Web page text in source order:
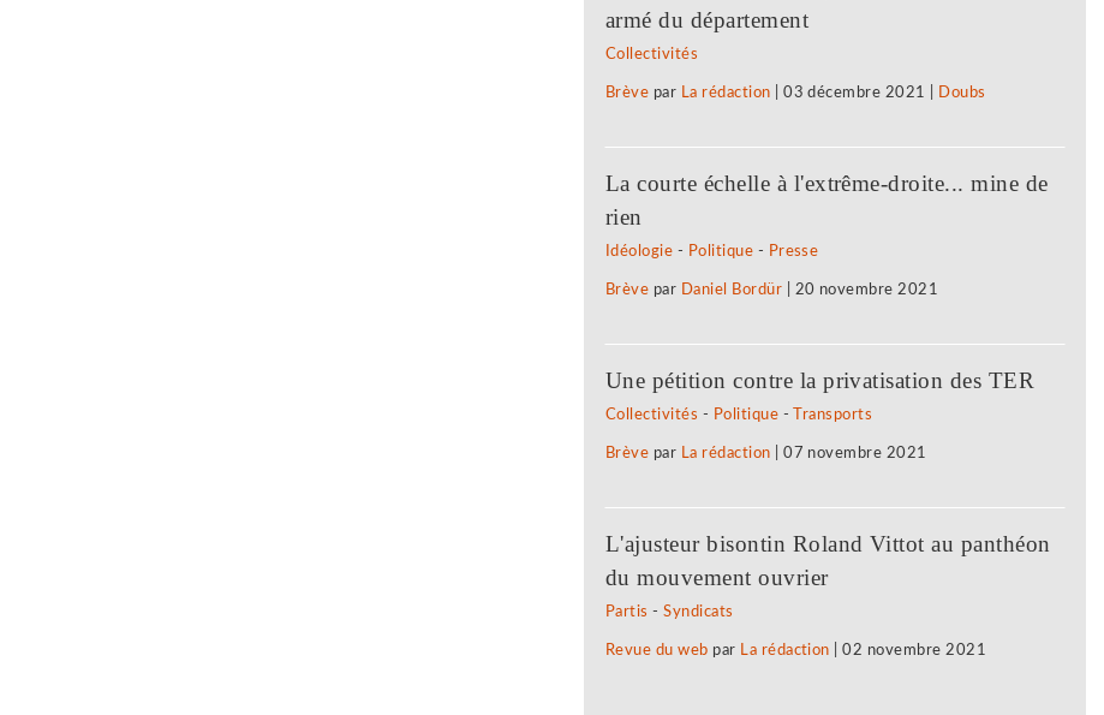
armé du département
Collectivités
Brève par La rédaction |03 décembre 2021 Doubs
La courte échelle à l'extrême-droite... mine de
rien
Idéologie - Politique - Presse
Brève par Daniel Bordür 20 novembre 2021
Une pétition contre la privatisation des TER
Collectivités - Politique - Transports
Brève par La rédaction |07 novembre 2021
L'ajusteur bisontin Roland Vittot au panthéon
du mouvement ouvrier
Partis -Syndicats
Revue du web par La rédaction |02 novembre 2021